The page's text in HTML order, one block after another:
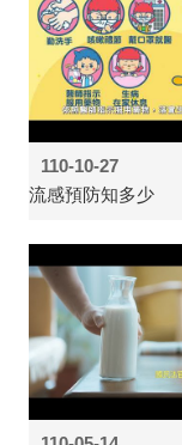
110-10-27
流感預防知多少